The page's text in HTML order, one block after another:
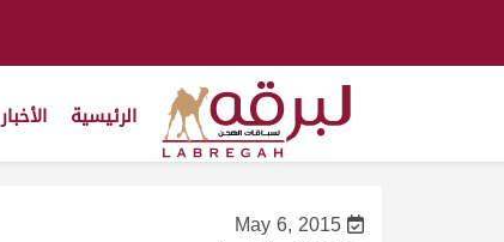
الرئيسية الأخبار
May 6, 2015